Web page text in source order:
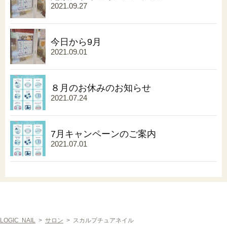
2021.09.27
今日から9月
2021.09.01
８月のお休みのお知らせ
2021.07.24
7月キャンペーンのご案内
2021.07.01
LOGIC NAIL > サロン > スカルプチュアネイル